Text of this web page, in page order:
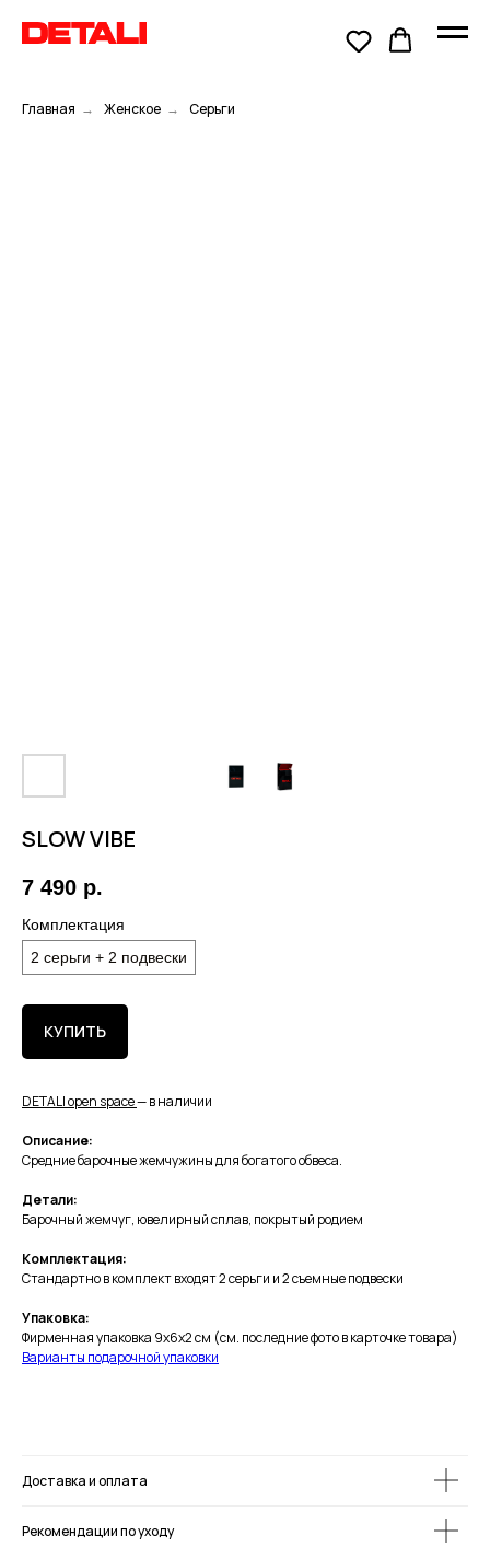
Главная → Женское → Серьги
SLOW VIBE
7 490 р.
Комплектация
2 серьги + 2 подвески
КУПИТЬ
DETALI open space— в наличии
Описание:
Средние барочные жемчужины для богатого обвеса.
Детали:
Барочный жемчуг, ювелирный сплав, покрытый родием
Комплектация:
Стандартно в комплект входят 2 серьги и 2 съемные подвески
Упаковка:
Фирменная упаковка 9х6х2 см (см. последние фото в карточке товара)
Варианты подарочной упаковки
Доставка и оплата
Рекомендации по уходу